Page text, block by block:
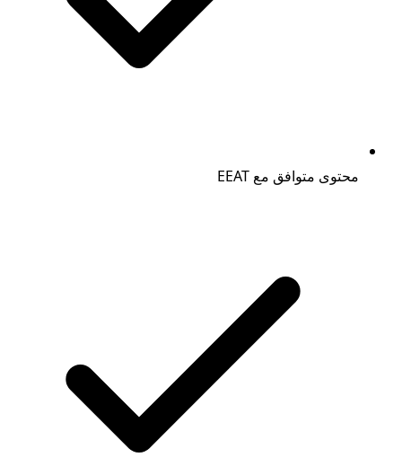
محتوى متوافق مع EEAT